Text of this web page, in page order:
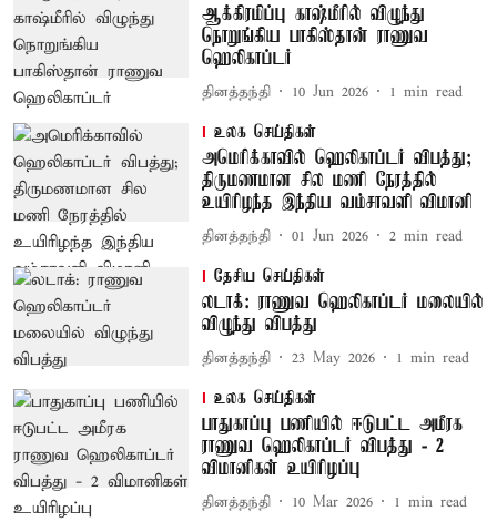
ஆக்கிரமிப்பு காஷ்மீரில் விழுந்து
நொறுங்கிய பாகிஸ்தான் ராணுவ
ஹெலிகாப்டர்
தினத்தந்தி 10 Jun 2026 1 min read
உலக செய்திகள்
அமெரிக்காவில் ஹெலிகாப்டர் விபத்து;
திருமணமான சில மணி நேரத்தில்
உயிரிழந்த இந்திய வம்சாவளி விமானி
தினத்தந்தி 01 Jun 2026 2 min read
தேசிய செய்திகள்
லடாக்: ராணுவ ஹெலிகாப்டர் மலையில்
விழுந்து விபத்து
தினத்தந்தி 23 May 2026 1 min read
உலக செய்திகள்
பாதுகாப்பு பணியில் ஈடுபட்ட அமீரக
ராணுவ ஹெலிகாப்டர் விபத்து - 2
விமானிகள் உயிரிழப்பு
தினத்தந்தி 10 Mar 2026 1 min read